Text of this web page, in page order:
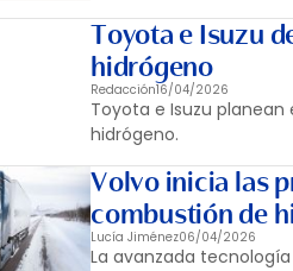
Toyota e Isuzu
hidrógeno
Redacción16/04/2026
Toyota e Isuzu
hidrógeno.
Volvo inicia las
combustión de
Lucía Jiménez06/04/2026
La avanzada